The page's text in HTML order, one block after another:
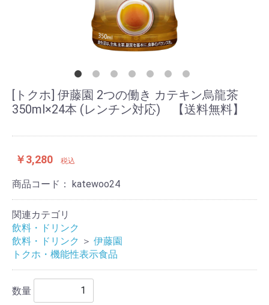
[トクホ] 伊藤園 2つの働き カテキン烏龍茶
350ml×24本 (レンチン対応) 【送料無料】
￥3,280 税込
商品コード： katewoo24
関連カテゴリ
飲料・ドリンク
飲料・ドリンク ＞ 伊藤園
トクホ・機能性表示食品
数量